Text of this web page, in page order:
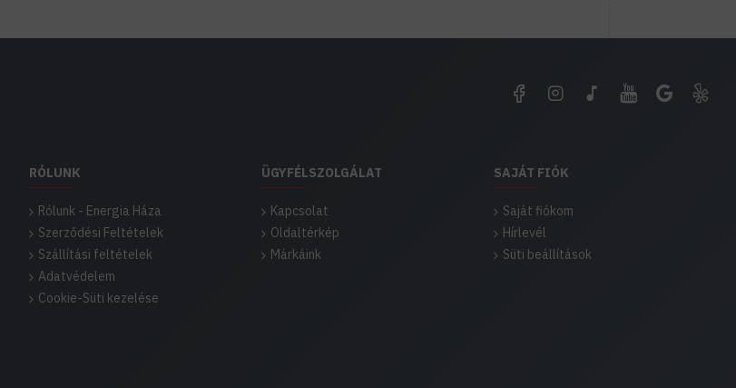
RÓLUNK
Rólunk - Energia Háza
Szerződési Feltételek
Szállítási feltételek
Adatvédelem
Cookie-Süti kezelése
ÜGYFÉLSZOLGÁLAT
Kapcsolat
Oldaltérkép
Márkáink
SAJÁT FIÓK
Saját fiókom
Hírlevél
Süti beállítások